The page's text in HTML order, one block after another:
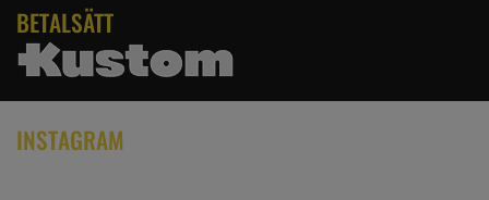
BETALSÄTT
INSTAGRAM